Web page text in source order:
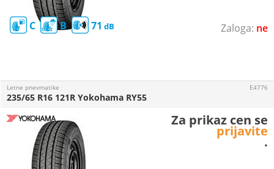
ne
C B 71
Letne pnevmatike
235/65 R16 121R Yokohama RY55
E4776
Za prikaz cen se
prijavite
.